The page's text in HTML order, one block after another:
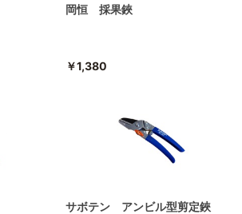
岡恒 採果鋏
￥1,380
サボテン アンビル型剪定鋏